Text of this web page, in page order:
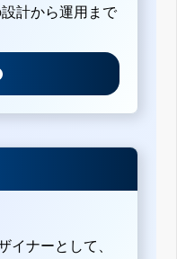
計から運用まで
イナーとして、